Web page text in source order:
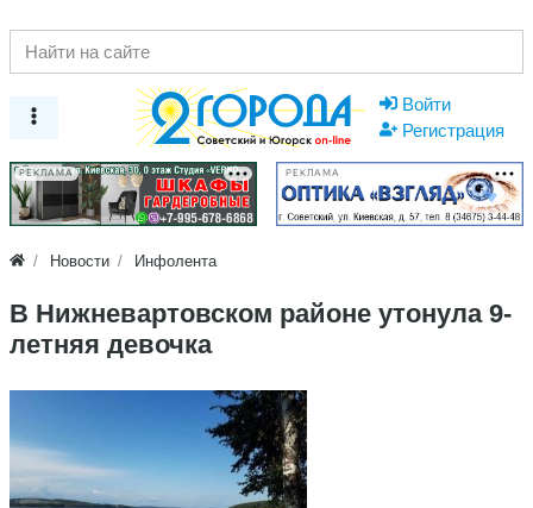
Войти
Регистрация
РЕКЛАМА РЕКЛАМА
Новости Инфолента
В Нижневартовском районе утонула 9-
летняя девочка